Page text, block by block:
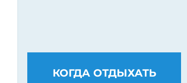
КОГДА ОТДЫХАТЬ